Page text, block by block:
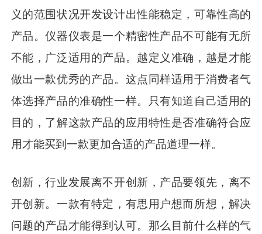
义的范围状况开发设计出性能稳定，可靠性高的
产品。仪器仪表是一个精密性产品不可能有无所
不能，广泛适用的产品。越定义准确，越是才能
做出一款优秀的产品。这点同样适用于消费者气
体选择产品的准确性一样。只有知道自己适用的
目的，了解这款产品的应用特性是否准确符合应
用才能买到一款更加合适的产品道理一样。
创新，行业发展离不开创新，产品要领先，离不
开创新。一款有特定，有思用户想而所想，解决
问题的产品才能得到认可。那么目前什么样的气